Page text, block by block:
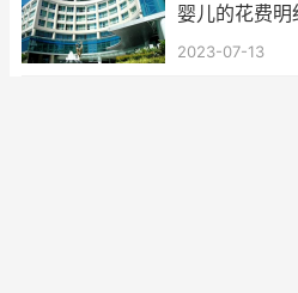
婴儿的花费明
婴儿的花费？
2023-07-13